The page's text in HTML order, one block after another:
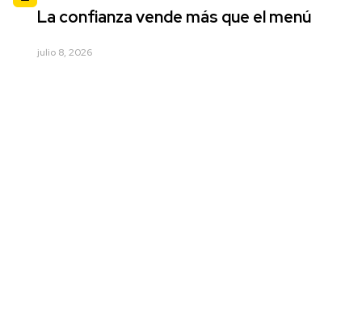
La confianza vende más que el menú
julio 8, 2026